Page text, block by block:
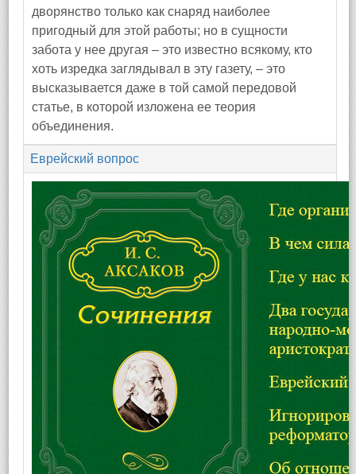
дворянство только как снаряд наиболее
пригодный для этой работы; но в сущности
забота у нее другая – это известно всякому, кто
хоть изредка заглядывал в эту газету, – это
высказывается даже в той самой передовой
статье, в которой изложена ее теория
объединения.
Еврейский вопрос